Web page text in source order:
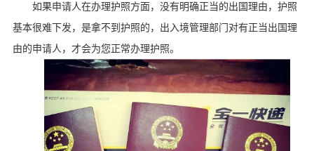
如果申请人在办理护照方面，没有明确正当的出国理由，护照
基本很难下发，是拿不到护照的，出入境管理部门对有正当出国理
由的申请人，才会为您正常办理护照。